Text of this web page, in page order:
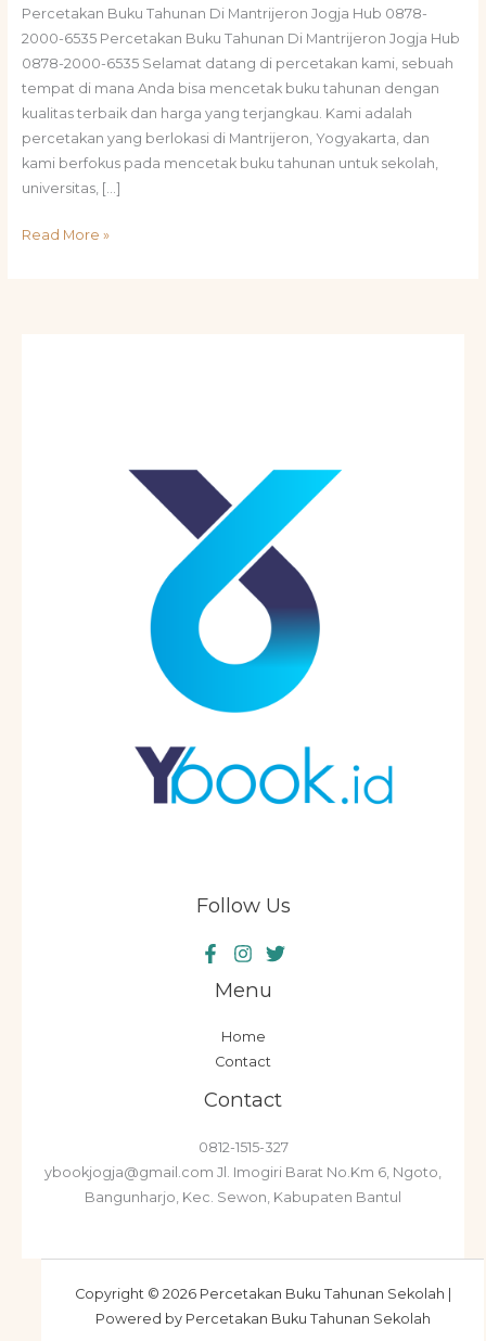
Percetakan Buku Tahunan Di Mantrijeron Jogja Hub 0878-
2000-6535 Percetakan Buku Tahunan Di Mantrijeron Jogja Hub
0878-2000-6535 Selamat datang di percetakan kami, sebuah
tempat di mana Anda bisa mencetak buku tahunan dengan
kualitas terbaik dan harga yang terjangkau. Kami adalah
percetakan yang berlokasi di Mantrijeron, Yogyakarta, dan
kami berfokus pada mencetak buku tahunan untuk sekolah,
universitas, […]
Read More »
Follow Us
Menu
Home
Contact
Contact
0812-1515-327
ybookjogja@gmail.com Jl. Imogiri Barat No.Km 6, Ngoto,
Bangunharjo, Kec. Sewon, Kabupaten Bantul
Copyright © 2026 Percetakan Buku Tahunan Sekolah |
Powered by Percetakan Buku Tahunan Sekolah